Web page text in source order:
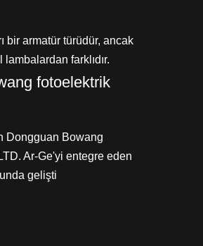
bir armatür türüdür, ancak
farklıdır.
fotoelektrik
Dongguan Bowang
Ar-Ge'yi entegre eden
gelişti